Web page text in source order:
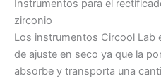
Instrumentos para el
zirconio
Los instrumentos Circool Lab
de ajuste en seco ya que la
absorbe y transporta una